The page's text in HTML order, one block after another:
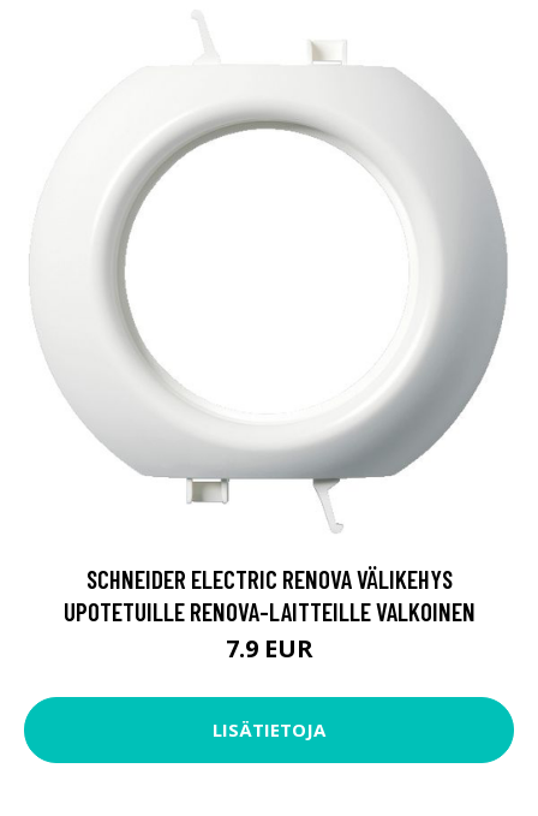
SCHNEIDER ELECTRIC RENOVA VÄLIKEHYS
UPOTETUILLE RENOVA-LAITTEILLE VALKOINEN
7.9 EUR
LISÄTIETOJA